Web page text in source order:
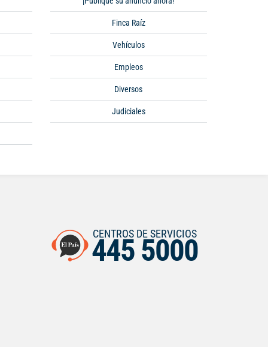
Finca Raíz
Vehículos
Empleos
Diversos
Judiciales
CENTROS DE SERVICIOS
445 5000